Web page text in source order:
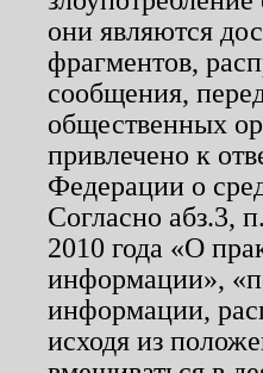
они являются
фрагментов,
сообщения,
общественных
привлечено к
Федерации о
Согласно абз.3,
2010 года «О
информации»,
информации,
исходя из